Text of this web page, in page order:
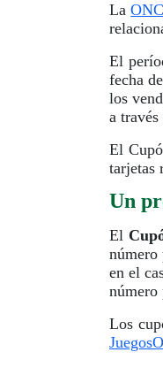
La
El
fecha
los
a
El
tarjetas
Un
El
número
en el
número
Los